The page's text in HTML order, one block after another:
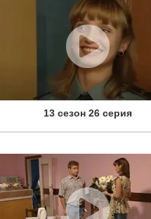
13 сезон 26 серия